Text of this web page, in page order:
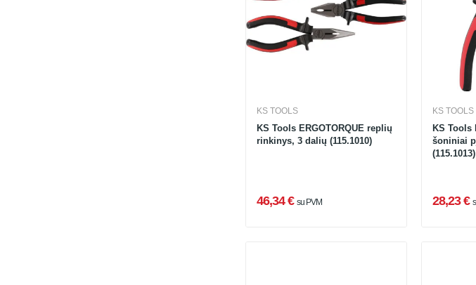
KS TOOLS
KS Tools ERGOTORQUE replių
rinkinys, 3 dalių (115.1010)
46,34 € su PVM
KS TOOLS
KS Tools
šoniniai
(115.1013)
28,23 €